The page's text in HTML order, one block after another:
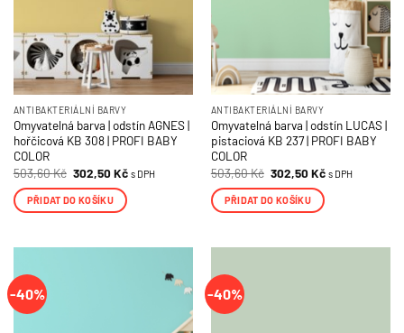
ANTIBAKTERIÁLNÍ BARVY
Omyvatelná barva | odstín AGNES |
hořčicová KB 308 | PROFI BABY
COLOR
503,60Kč Původní
cena
byla:
503,60 Kč.
302,50KčAktuální
je:
302,50 Kč.
s DPH
PŘIDAT DO KOŠÍKU
ANTIBAKTERIÁLNÍ BARVY
Omyvatelná barva | odstín LUCAS |
pistaciová KB 237 | PROFI BABY
COLOR
503,60Kč Původní
cena
byla:
503,60 Kč.
302,50KčAktuální
je:
302,50 Kč.
s DPH
PŘIDAT DO KOŠÍKU
-40% -40%